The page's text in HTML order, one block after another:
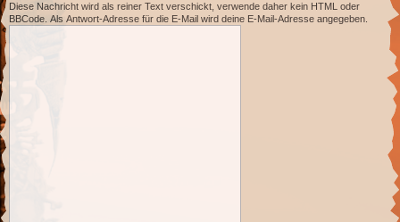
Diese Nachricht wird als reiner Text verschickt, verwende daher kein HTML oder
BBCode. Als Antwort-Adresse für die E-Mail wird deine E-Mail-Adresse angegeben.